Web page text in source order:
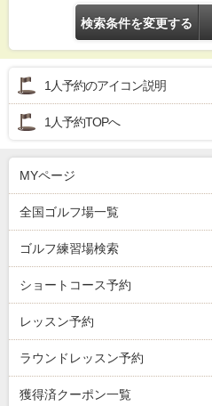
検索条件を変更する
1人予約のアイコン説明
1人予約TOPへ
MYページ
全国ゴルフ場一覧
ゴルフ練習場検索
ショートコース予約
レッスン予約
ラウンドレッスン予約
獲得済クーポン一覧